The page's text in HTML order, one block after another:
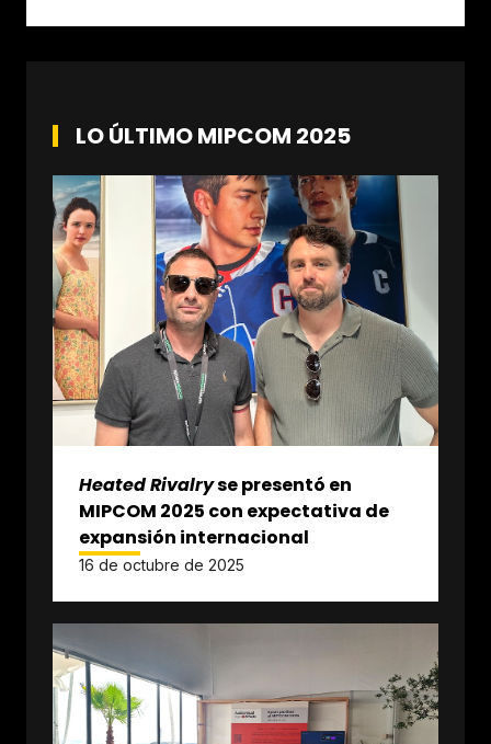
LO ÚLTIMO MIPCOM 2025
Heated Rivalryse presentó en
MIPCOM 2025 con expectativa de
expansión internacional
16 de octubre de 2025